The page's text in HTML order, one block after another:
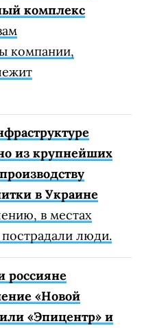
комплекс
компании,
из крупнейших
в Украине
в местах
люди.
россияне
«Новой
«Эпицентр» и